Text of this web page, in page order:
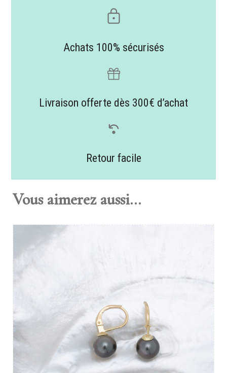
Achats 100% sécurisés
Livraison offerte dès 300€ d’achat
Retour facile
Vous aimerez aussi...